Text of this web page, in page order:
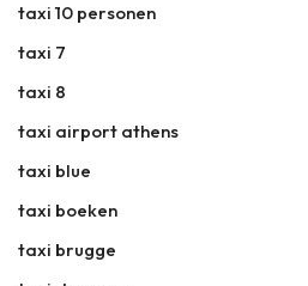
taxi 10 personen
taxi 7
taxi 8
taxi airport athens
taxi blue
taxi boeken
taxi brugge